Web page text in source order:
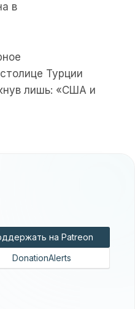
в
Турции
лишь: «США и
на Patreon
DonationAlerts